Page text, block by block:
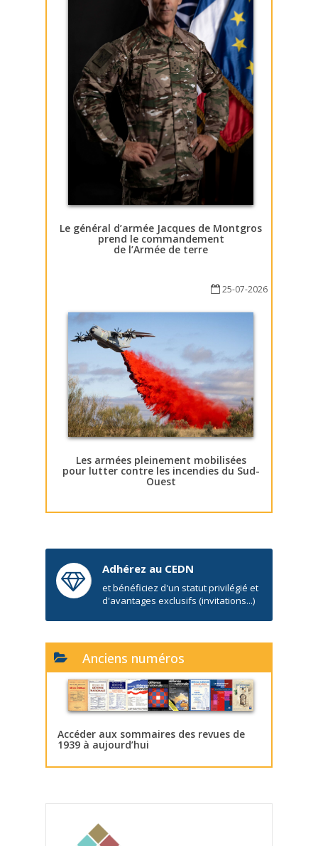
Le général d’armée Jacques de Montgros
prend le commandement
de l’Armée de terre
25-07-2026
Les armées pleinement mobilisées
pour lutter contre les incendies du Sud-
Ouest
Adhérez au CEDN
et bénéficiez d'un statut privilégié et
d'avantages exclusifs (invitations...)
Anciens numéros
Accéder aux sommaires des revues de
1939 à aujourd’hui